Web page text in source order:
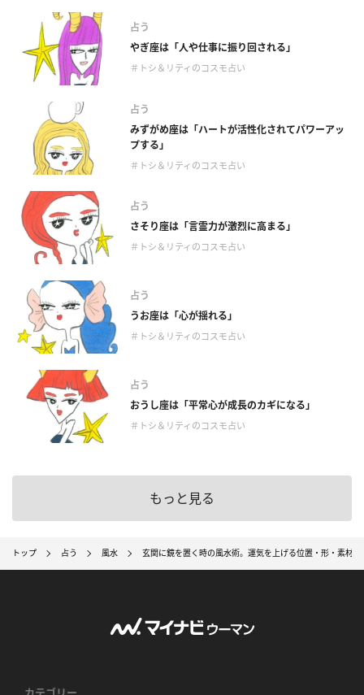
占う
やぎ座は「人や仕事に振り回される」
＃トシ＆リティのコスモ占い
占う
みずがめ座は「ハートが活性化されてパワーアッ
プする」
＃トシ＆リティのコスモ占い
占う
さそり座は「言霊力が激烈に高まる」
＃トシ＆リティのコスモ占い
占う
うお座は「心が揺れる」
＃トシ＆リティのコスモ占い
占う
おうし座は「平常心が成長のカギになる」
＃トシ＆リティのコスモ占い
もっと見る
トップ 占う 風水 玄関に鏡を置く時の風水術。運気を上げる位置・形・素材と